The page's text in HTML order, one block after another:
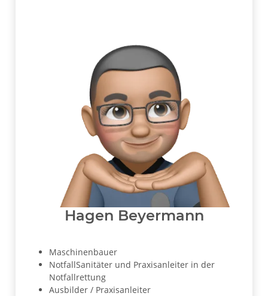
Hagen Beyermann
Maschinenbauer
NotfallSanitäter und Praxisanleiter in der
Notfallrettung
Ausbilder / Praxisanleiter